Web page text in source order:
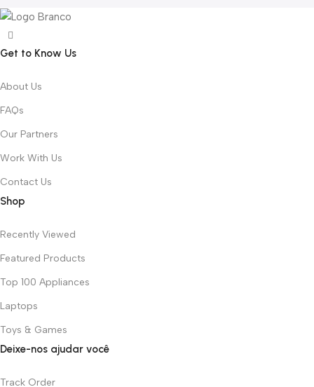
Get to Know Us
About Us
FAQs
Our Partners
Work With Us
Contact Us
Shop
Recently Viewed
Featured Products
Top 100 Appliances
Laptops
Toys & Games
Deixe-nos ajudar você
Track Order